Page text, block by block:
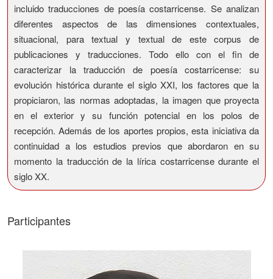
incluido traducciones de poesía costarricense. Se analizan
diferentes aspectos de las dimensiones contextuales,
situacional, para textual y textual de este corpus de
publicaciones y traducciones. Todo ello con el fin de
caracterizar la traducción de poesía costarricense: su
evolución histórica durante el siglo XXI, los factores que la
propiciaron, las normas adoptadas, la imagen que proyecta
en el exterior y su función potencial en los polos de
recepción. Además de los aportes propios, esta iniciativa da
continuidad a los estudios previos que abordaron en su
momento la traducción de la lírica costarricense durante el
siglo XX.
Participantes